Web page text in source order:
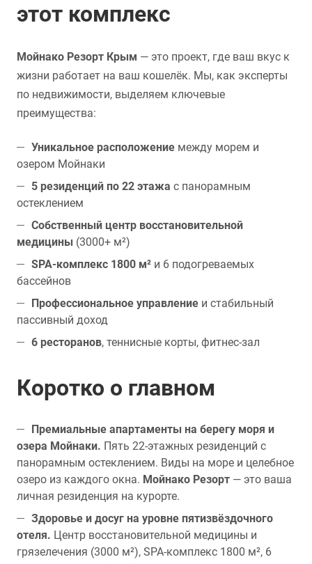
этот комплекс
Мойнако Резорт Крым — это проект, где ваш вкус к
жизни работает на ваш кошелёк. Мы, как эксперты
по недвижимости, выделяем ключевые
преимущества:
Уникальное расположение между морем и
озером Мойнаки
5 резиденций по 22 этажа с панорамным
остеклением
Собственный центр восстановительной
медицины (3000+ м²)
SPA-комплекс 1800 м² и 6 подогреваемых
бассейнов
Профессиональное управление и стабильный
пассивный доход
6 ресторанов, теннисные корты, фитнес-зал
Коротко о главном
Премиальные апартаменты на берегу моря и
озера Мойнаки. Пять 22-этажных резиденций с
панорамным остеклением. Виды на море и целебное
озеро из каждого окна. Мойнако Резорт — это ваша
личная резиденция на курорте.
Здоровье и досуг на уровне пятизвёздочного
отеля. Центр восстановительной медицины и
грязелечения (3000 м²), SPA-комплекс 1800 м², 6